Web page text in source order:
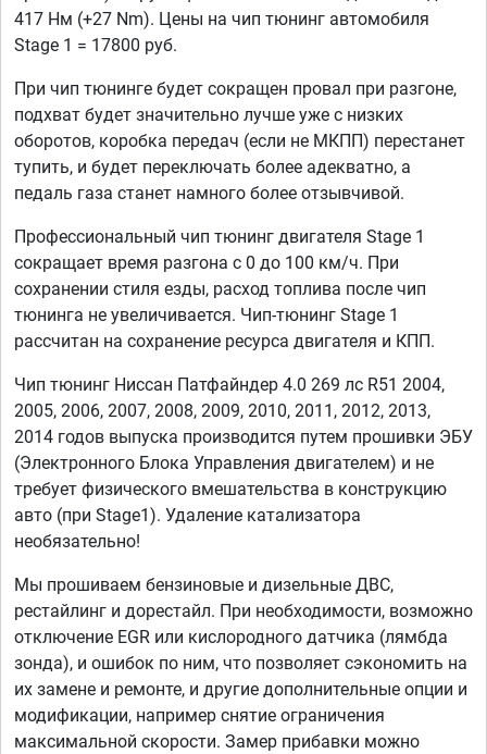
417 Нм (+27 Nm). Цены на чип тюнинг автомобиля
Stage 1 = 17800 руб.
При чип тюнинге будет сокращен провал при разгоне,
подхват будет значительно лучше уже с низких
оборотов, коробка передач (если не МКПП) перестанет
тупить, и будет переключать более адекватно, а
педаль газа станет намного более отзывчивой.
Профессиональный чип тюнинг двигателя Stage 1
сокращает время разгона с 0 до 100 км/ч. При
сохранении стиля езды, расход топлива после чип
тюнинга не увеличивается. Чип-тюнинг Stage 1
рассчитан на сохранение ресурса двигателя и КПП.
Чип тюнинг Ниссан Патфайндер 4.0 269 лс R51 2004,
2005, 2006, 2007, 2008, 2009, 2010, 2011, 2012, 2013,
2014 годов выпуска производится путем прошивки ЭБУ
(Электронного Блока Управления двигателем) и не
требует физического вмешательства в конструкцию
авто (при Stage1). Удаление катализатора
необязательно!
Мы прошиваем бензиновые и дизельные ДВС,
рестайлинг и дорестайл. При необходимости, возможно
отключение EGR или кислородного датчика (лямбда
зонда), и ошибок по ним, что позволяет сэкономить на
их замене и ремонте, и другие дополнительные опции и
модификации, например снятие ограничения
максимальной скорости. Замер прибавки можно